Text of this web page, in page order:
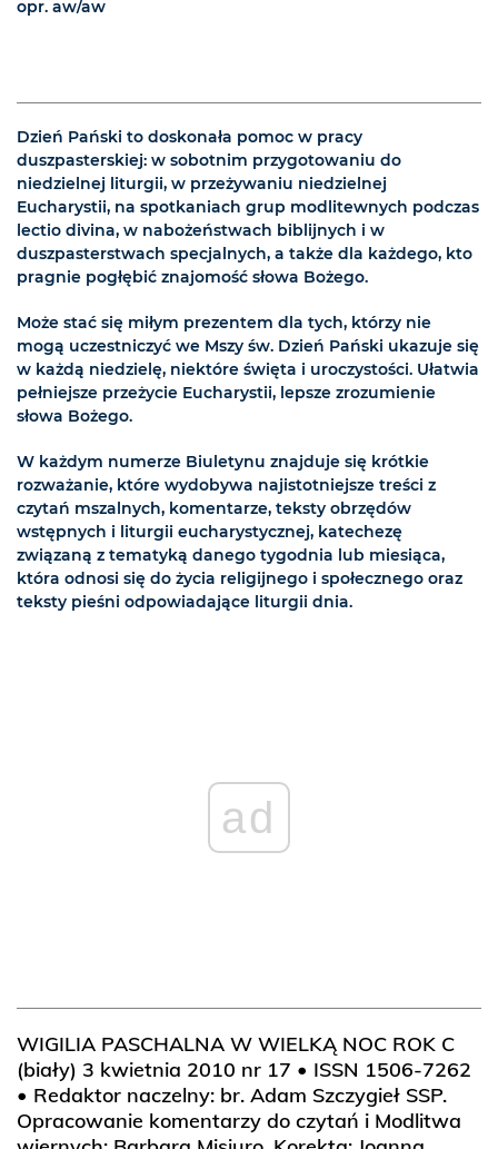
opr. aw/aw
Dzień Pański to doskonała pomoc w pracy
duszpasterskiej: w sobotnim przygotowaniu do
niedzielnej liturgii, w przeżywaniu niedzielnej
Eucharystii, na spotkaniach grup modlitewnych podczas
lectio divina, w nabożeństwach biblijnych i w
duszpasterstwach specjalnych, a także dla każdego, kto
pragnie pogłębić znajomość słowa Bożego.
Może stać się miłym prezentem dla tych, którzy nie
mogą uczestniczyć we Mszy św. Dzień Pański ukazuje się
w każdą niedzielę, niektóre święta i uroczystości. Ułatwia
pełniejsze przeżycie Eucharystii, lepsze zrozumienie
słowa Bożego.
W każdym numerze Biuletynu znajduje się krótkie
rozważanie, które wydobywa najistotniejsze treści z
czytań mszalnych, komentarze, teksty obrzędów
wstępnych i liturgii eucharystycznej, katechezę
związaną z tematyką danego tygodnia lub miesiąca,
która odnosi się do życia religijnego i społecznego oraz
teksty pieśni odpowiadające liturgii dnia.
ad
WIGILIA PASCHALNA W WIELKĄ NOC ROK C
(biały) 3 kwietnia 2010 nr 17 • ISSN 1506-7262
• Redaktor naczelny: br. Adam Szczygieł SSP.
Opracowanie komentarzy do czytań i Modlitwa